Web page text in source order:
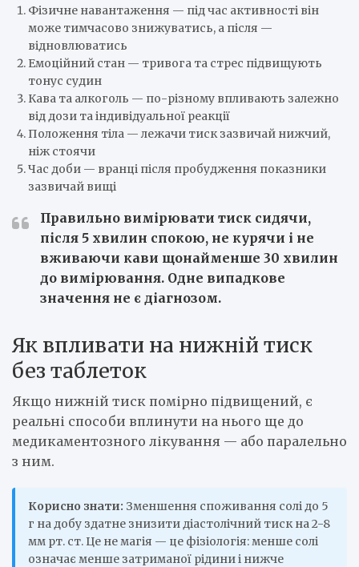
Фізичне навантаження — під час активності він
може тимчасово знижуватись, а після —
відновлюватись
Емоційний стан — тривога та стрес підвищують
тонус судин
Кава та алкоголь — по-різному впливають залежно
від дози та індивідуальної реакції
Положення тіла — лежачи тиск зазвичай нижчий,
ніж стоячи
Час доби — вранці після пробудження показники
зазвичай вищі
Правильно вимірювати тиск сидячи,
після 5 хвилин спокою, не курячи і не
вживаючи кави щонайменше 30 хвилин
до вимірювання. Одне випадкове
значення не є діагнозом.
Як впливати на нижній тиск
без таблеток
Якщо нижній тиск помірно підвищений, є
реальні способи вплинути на нього ще до
медикаментозного лікування — або паралельно
з ним.
Корисно знати: Зменшення споживання солі до 5
г на добу здатне знизити діастолічний тиск на 2-8
мм рт. ст. Це не магія — це фізіологія: менше солі
означає менше затриманої рідини і нижче